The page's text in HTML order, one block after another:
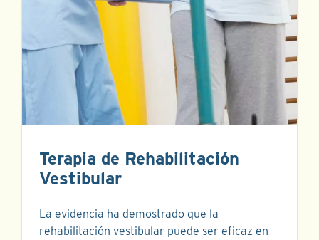
Terapia de Rehabilitación
Vestibular
La evidencia ha demostrado que la
rehabilitación vestibular puede ser eficaz en